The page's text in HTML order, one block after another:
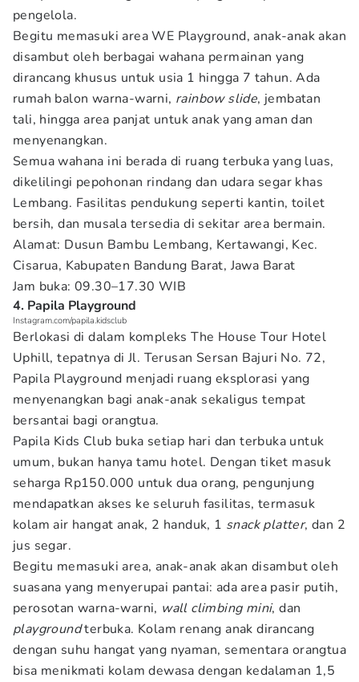
pengelola.
Begitu memasuki area WE Playground, anak-anak akan
disambut oleh berbagai wahana permainan yang
dirancang khusus untuk usia 1 hingga 7 tahun. Ada
rumah balon warna-warni, rainbow slide, jembatan
tali, hingga area panjat untuk anak yang aman dan
menyenangkan.
Semua wahana ini berada di ruang terbuka yang luas,
dikelilingi pepohonan rindang dan udara segar khas
Lembang. Fasilitas pendukung seperti kantin, toilet
bersih, dan musala tersedia di sekitar area bermain.
Alamat: Dusun Bambu Lembang, Kertawangi, Kec.
Cisarua, Kabupaten Bandung Barat, Jawa Barat
Jam buka: 09.30–17.30 WIB
4. Papila Playground
Instagram.com/papila.kidsclub
Berlokasi di dalam kompleks The House Tour Hotel
Uphill, tepatnya di Jl. Terusan Sersan Bajuri No. 72,
Papila Playground menjadi ruang eksplorasi yang
menyenangkan bagi anak-anak sekaligus tempat
bersantai bagi orangtua.
Papila Kids Club buka setiap hari dan terbuka untuk
umum, bukan hanya tamu hotel. Dengan tiket masuk
seharga Rp150.000 untuk dua orang, pengunjung
mendapatkan akses ke seluruh fasilitas, termasuk
kolam air hangat anak, 2 handuk, 1 snack platter, dan 2
jus segar.
Begitu memasuki area, anak-anak akan disambut oleh
suasana yang menyerupai pantai: ada area pasir putih,
perosotan warna-warni, wall climbing mini, dan
playgroundterbuka. Kolam renang anak dirancang
dengan suhu hangat yang nyaman, sementara orangtua
bisa menikmati kolam dewasa dengan kedalaman 1,5